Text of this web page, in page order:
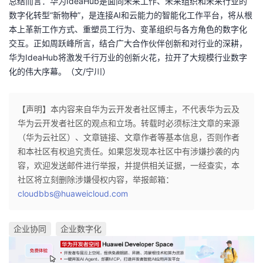
数字化转型“新物种”，是连接AI和云能力的智能化工作平台，将从根
本上革新工作方式、重塑员工行为、变革组织与各方角色的数字化
交互。正如周跃峰所言，结合广大合作伙伴创新和对行业的深耕，
华为IdeaHub将激发千行万业的创新火花，拉开了大规模行业数字
化的伟大序幕。（文/宁川）
【声明】本内容来自华为云开发者社区博主，不代表华为云及
华为云开发者社区的观点和立场。转载时必须标注文章的来源
（华为云社区）、文章链接、文章作者等基本信息，否则作者
和本社区有权追究责任。如果您发现本社区中有涉嫌抄袭的内
容，欢迎发送邮件进行举报，并提供相关证据，一经查实，本
社区将立刻删除涉嫌侵权内容，举报邮箱：
cloudbbs@huaweicloud.com
企业协同 企业数字化